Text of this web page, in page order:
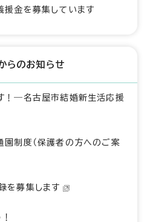
金を募集しています
らのお知らせ
！―名古屋市結婚新生活応援
園制度（保護者の方へのご案
を募集します